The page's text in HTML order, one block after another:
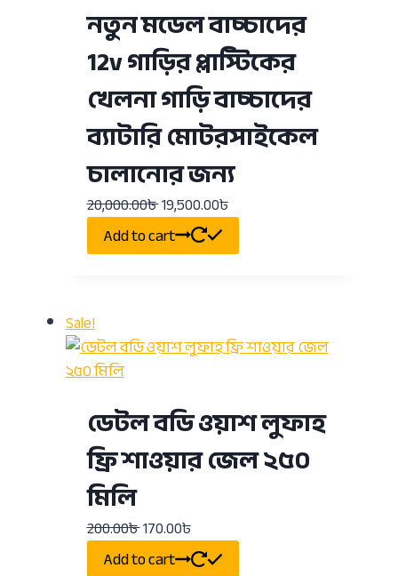
নতুন মডেল বাচ্চাদের
12v গাড়ির প্লাস্টিকের
খেলনা গাড়ি বাচ্চাদের
ব্যাটারি মোটরসাইকেল
চালানোর জন্য
20,000.00৳19,500.00৳
Add to cart
Sale!
ডেটল বডি ওয়াশ লুফাহ
ফ্রি শাওয়ার জেল ২৫০
মিলি
200.00৳170.00৳
Add to cart